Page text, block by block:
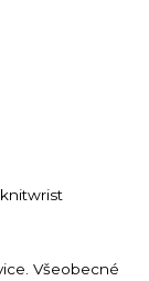
Všeobecné